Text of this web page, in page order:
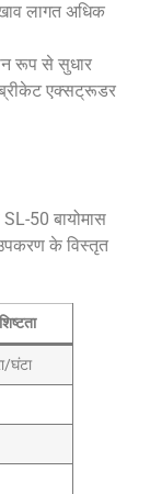
लागत अधिक
रूप से सुधार
ब्रीकेट एक्सट्रूडर
50 बायोमास
के विस्तृत
घंटा